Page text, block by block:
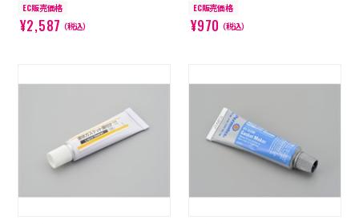
EC販売価格
¥2,587（税込）
EC販売価格
¥970（税込）